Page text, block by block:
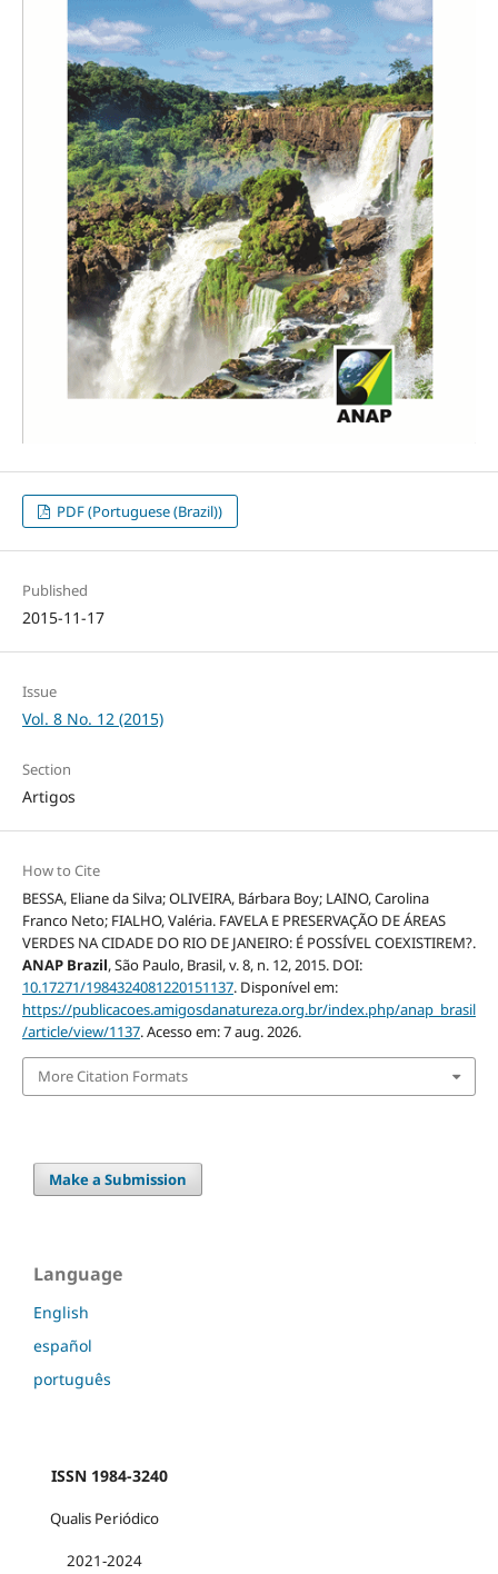
PDF (Portuguese (Brazil))
Published
2015-11-17
Issue
Vol. 8 No. 12 (2015)
Section
Artigos
How to Cite
BESSA, Eliane da Silva; OLIVEIRA, Bárbara Boy; LAINO, Carolina
Franco Neto; FIALHO, Valéria. FAVELA E PRESERVAÇÃO DE ÁREAS
VERDES NA CIDADE DO RIO DE JANEIRO: É POSSÍVEL COEXISTIREM?.
ANAP Brazil, São Paulo, Brasil, v. 8, n. 12, 2015. DOI:
10.17271/1984324081220151137. Disponível em:
https://publicacoes.amigosdanatureza.org.br/index.php/anap_brasil
/article/view/1137. Acesso em: 7 aug. 2026.
More Citation Formats
Make a Submission
Language
English
español
português
ISSN 1984-3240
Qualis Periódico
2021-2024